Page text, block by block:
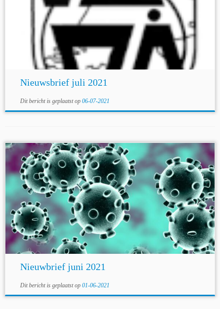
Nieuwsbrief juli 2021
Dit bericht is geplaatst op 06-07-2021
Nieuwbrief juni 2021
Dit bericht is geplaatst op 01-06-2021